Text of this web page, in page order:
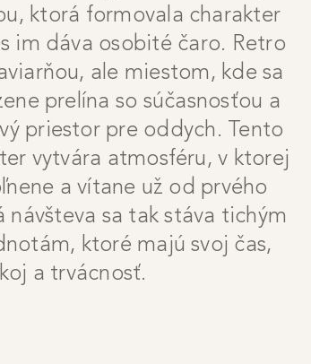
ktorá formovala charakter
im dáva osobité čaro. Retro
ale miestom, kde sa
prelína so súčasnosťou a
priestor pre oddych. Tento
vytvára atmosféru, v ktorej
a vítane už od prvého
návšteva sa tak stáva tichým
ktoré majú svoj čas,
a trvácnosť.